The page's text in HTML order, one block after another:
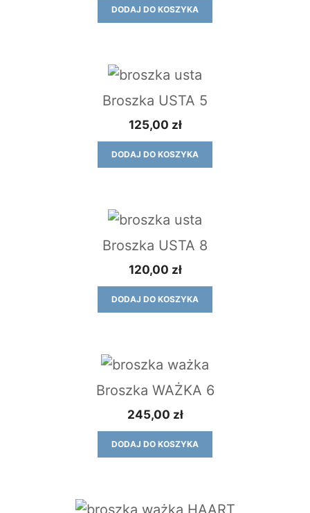
DODAJ DO KOSZYKA
Broszka USTA 5
125,00 zł
DODAJ DO KOSZYKA
Broszka USTA 8
120,00 zł
DODAJ DO KOSZYKA
Broszka WAŻKA 6
245,00 zł
DODAJ DO KOSZYKA